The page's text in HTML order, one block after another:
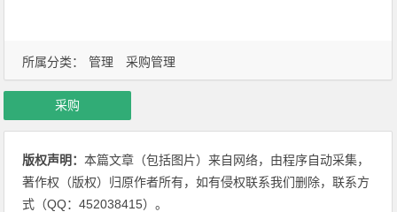
所属分类： 管理 采购管理
采购
版权声明：本篇文章（包括图片）来自网络，由程序自动采集，
著作权（版权）归原作者所有，如有侵权联系我们删除，联系方
式（QQ：452038415）。